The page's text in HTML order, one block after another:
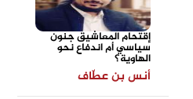
إقتحام المعاشيق جنون
سياسي أم اندفاع نحو
الهاوية؟
أنس بن عطّاف